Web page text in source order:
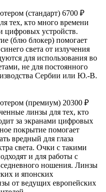
(стандарт) 6700 ₽
тех, кто много времени
цифровых устройств.
(блю блокер) помогает
света от излучения
для использования во
не для постоянного
Сербии или Ю.-В.
(премиум) 20300 ₽
линзы для тех, кто
за экранами цифровых
покрытие помогает
вредный для глаза
света. Очки с такими
и для работы с
ношения. Линзы
и японских
от ведущих европейских